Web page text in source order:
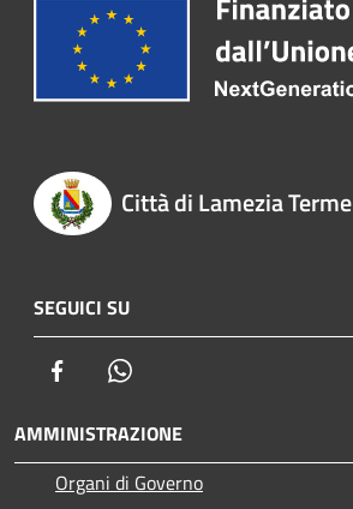
Città di Lamezia Terme
SEGUICI SU
Facebook
AMMINISTRAZIONE
Organi di Governo